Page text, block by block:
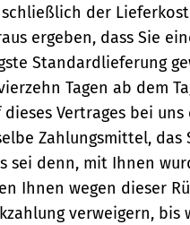
der
ergeben, dass Sie
Standardlieferung
Tagen ab dem
Vertrages bei
Zahlungsmittel,
sei denn, mit Ihnen
Ihnen wegen dieser
verweigern,